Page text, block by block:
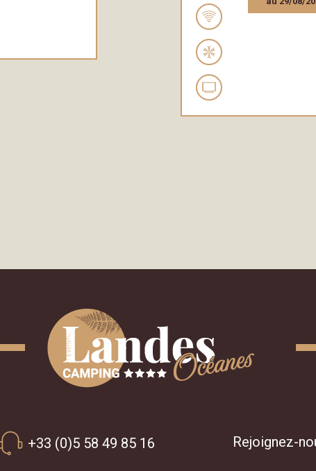
+33 (0)5 58 49 85 16 Rejoignez-